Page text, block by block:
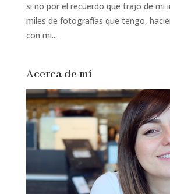
si no por el recuerdo que trajo de mi
miles de fotografías que tengo,
con mi...
Acerca de mí